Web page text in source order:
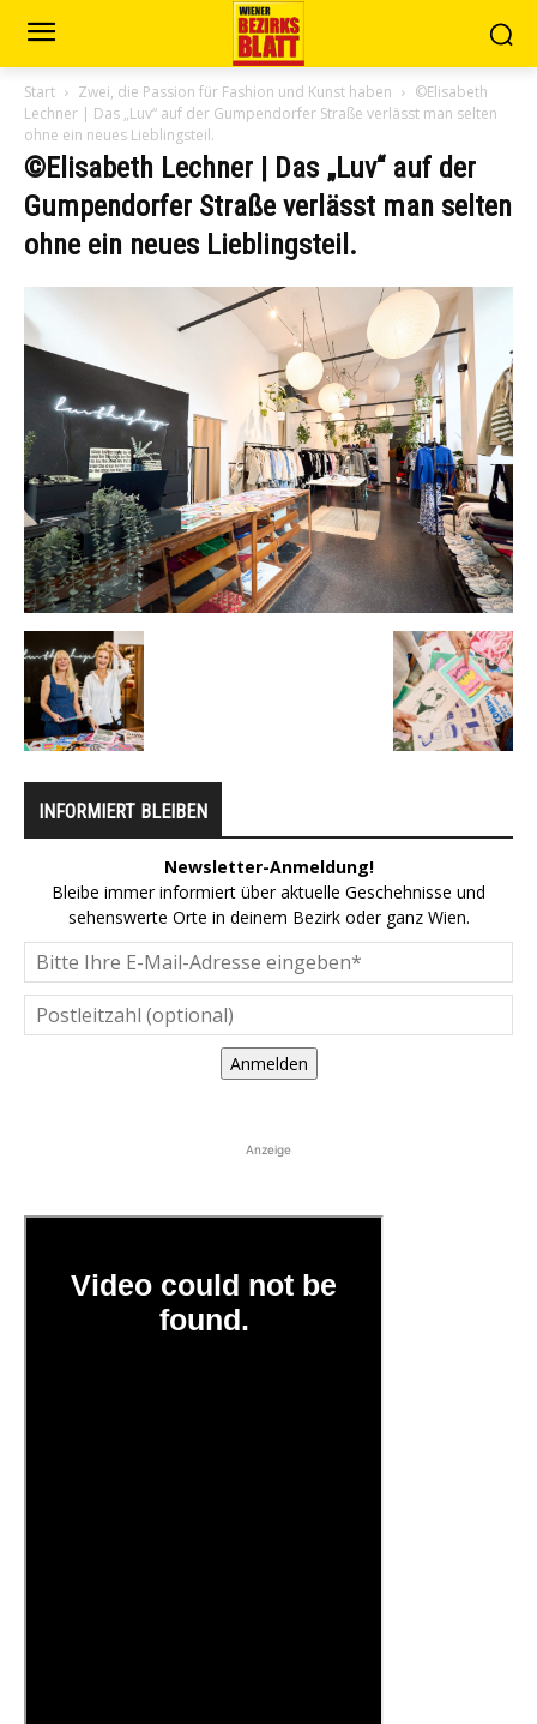
Start Zwei, die Passion für Fashion und Kunst haben
©Elisabeth
Lechner | Das „Luv“ auf der Gumpendorfer Straße verlässt man selten
ohne ein neues Lieblingsteil.
©Elisabeth Lechner | Das „Luv“ auf der
Gumpendorfer Straße verlässt man selten
ohne ein neues Lieblingsteil.
INFORMIERT BLEIBEN
Newsletter-Anmeldung!
Bleibe immer informiert über aktuelle Geschehnisse und
sehenswerte Orte in deinem Bezirk oder ganz Wien.
Anmelden
Anzeige